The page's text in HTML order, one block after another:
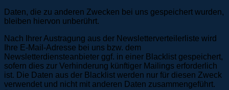
Daten, die zu anderen Zwecken bei uns gespeichert wurden,
bleiben hiervon unberührt.
Nach Ihrer Austragung aus der Newsletterverteilerliste wird
Ihre E-Mail-Adresse bei uns bzw. dem
Newsletterdiensteanbieter ggf. in einer Blacklist gespeichert,
sofern dies zur Verhinderung künftiger Mailings erforderlich
ist. Die Daten aus der Blacklist werden nur für diesen Zweck
verwendet und nicht mit anderen Daten zusammengeführt.